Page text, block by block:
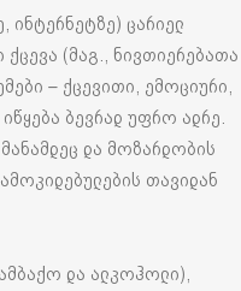
ინტერნეტზე) ცარიელ
(მაგ., ნივთიერებათა
– ქცევითი, ემოციური,
ბევრად უფრო ადრე.
და მოზარდობის
თავიდან
და ალკოჰოლი),